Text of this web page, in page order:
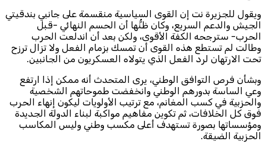
ويقول للجزيرة نت إن القوى السياسية منقسمة على جانبي بندقيتي
الجيش والدعم السريع، وكان ظنُّها أن الحسم النهائي -قبل
الحرب- سترجحه الكفة الأقوى، ولكن بعد أن اندلعت الحرب
وطالت لم تستطع هذه القوى أن تمسك بزمام الفعل ولا تزال ترزح
تحت الارتهان لرد الفعل الذي يتولاه العسكريون من الجانبين.
وبشأن فرص التوافق الوطني، يرى المتحدث أنه ممكن إذا ارتفع
وعي الساسة بدورهم الوطني وانخفضت طموحاتهم الشخصية
والحزبية في كسب المغانم، مع ترتيب الأولويات ليكون إنهاء الحرب
فوق كل الخلافات، ثم تكوين مفاهيم مواكبة لبناء الدولة الجديدة
ومؤسساتها بصورة تستهدف أعلى مكسب وطني وليس المكاسب
الحزبية الضيقة.